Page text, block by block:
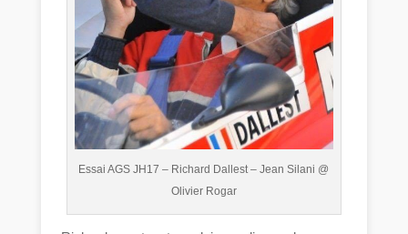
Essai AGS JH17 – Richard Dallest – Jean Silani @
Olivier Rogar